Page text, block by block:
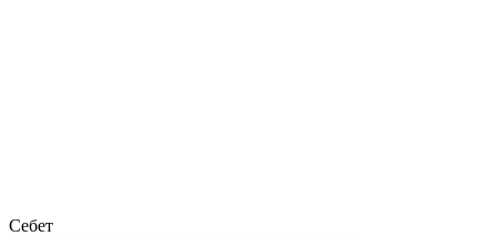
Себет